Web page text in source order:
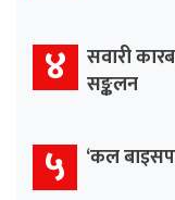
४ सवारी
सङ्कलन
५ ‘कल